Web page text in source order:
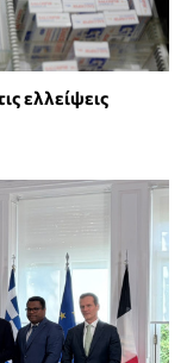
ελλείψεις